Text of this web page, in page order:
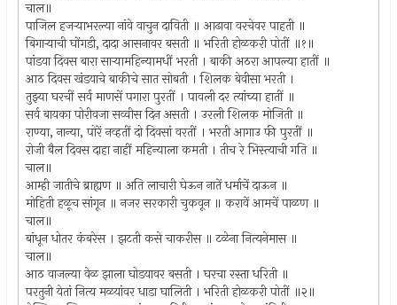
चाल॥
पाजिल हजर्‍याभरल्या नांवे वाचुन दाविती ॥ आढावा वरचेवर पाहती ॥
बिगार्‍याची घोंगडी, दादा आसनावर बसती ॥ भरिती होळकरी पोतीं ॥१॥
पांडया दिवस बारा सार्‍यामहिन्यामधीं भरती । बाकी अठरा आपल्या हातीं ॥
आठ दिवस खंडयाचे बाकीचे सात सोबती । शिलक बेवीसा भरती ।
तुझ्या घरचीं सर्व माणसें पगारा पुरतीं । पावली दर त्यांच्या हातीं ॥
सर्व बायका पोरीवजा सव्वीस दिन असती । उरली शिलक मोजिती ॥
राण्या, नान्या, पोरें नव्हतीं दो दिवसां वरतीं । भरती आगाउ फी पुरतीं ॥
रोजी बैल दिवस दाहा नाहीं महिन्याला कमती । तीच रे भिस्त्याची गति ॥
चाल॥
आम्ही जातीचे ब्राह्यण ॥ अति लाचारी घेऊन नातें धर्माचें दाऊन ॥
मोहिती हळूच सांगून ॥ नजर सरकारी चुकवून ॥ करावें आमचें पाळण ॥
चाल॥
बांधून धोतर कंबरेस । झटती कसे चाकरीस ॥ टळेना नित्यनेमास ॥
चाल॥
आठ वाजल्या वेळ झाला घोडयावर बसती । घरचा रस्ता धरिती ॥
परतुनी येतां नित्य मळयांवर धाडा घालिती । भरिती होळकरी पोतीं ॥२॥